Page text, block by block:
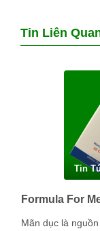
Tin Liên
Tin
Mãn dục là